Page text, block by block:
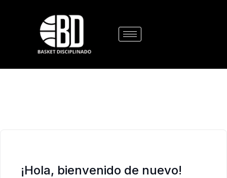
¡Hola, bienvenido de nuevo!